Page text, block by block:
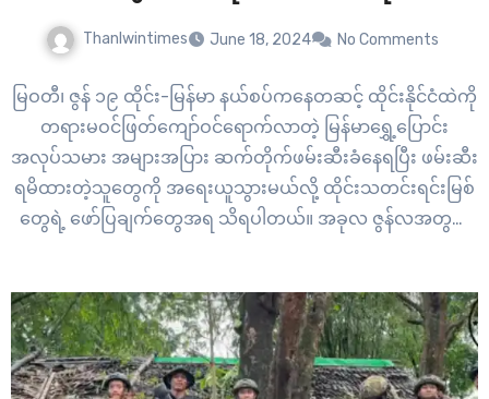
Thanlwintimes June 18, 2024 No Comments
မြဝတီ၊ ဇွန် ၁၉ ထိုင်း-မြန်မာ နယ်စပ်ကနေတဆင့် ထိုင်းနိုင်ငံထဲကို
တရားမဝင်ဖြတ်ကျော်ဝင်ရောက်လာတဲ့ မြန်မာရွှေ့ပြောင်း
အလုပ်သမား အများအပြား ဆက်တိုက်ဖမ်းဆီးခံနေရပြီး ဖမ်းဆီး
ရမိထားတဲ့သူတွေကို အရေးယူသွားမယ်လို့ ထိုင်းသတင်းရင်းမြစ်
တွေရဲ့ ဖော်ပြချက်တွေအရ သိရပါတယ်။ အခုလ ဇွန်လအတွင်း
ထိုင်းနိုင်ငံထဲ တရားမဝင် ဝင်ရောက်လာတဲ့ မြန်မာရွှေ့ပြောင်း
လုပ်သားတွေကို ထိုင်းအာဏာပိုင်တွေက ဖမ်းဆီးရမိတဲ့
အကြောင်း ထိုင်းသတင်းရင်းမြစ်တွေက ထုတ်ပြန်ထားပါတယ်။…